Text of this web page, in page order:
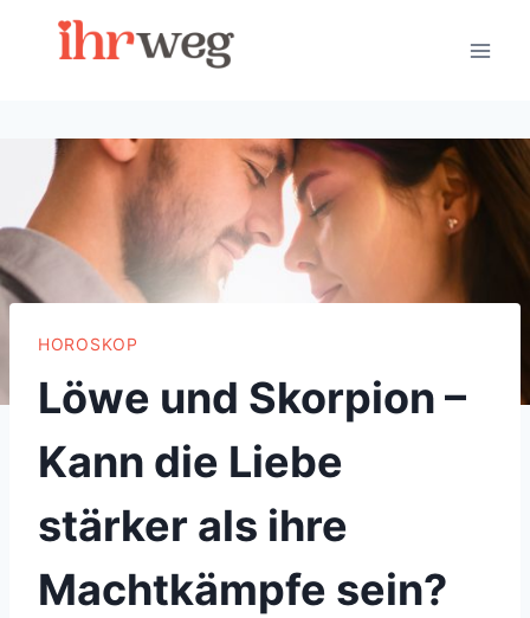
HOROSKOP
Löwe und Skorpion –
Kann die Liebe
stärker als ihre
Machtkämpfe sein?